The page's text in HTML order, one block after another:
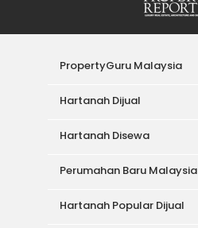
PropertyGuru Malaysia
Hartanah Dijual
Hartanah Disewa
Perumahan Baru Malaysia
Hartanah Popular Dijual